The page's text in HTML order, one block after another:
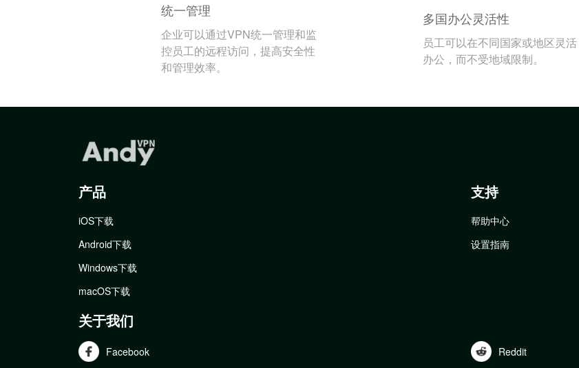
统一管理
企业可以通过VPN统一管理和监
控员工的远程访问，提高安全性
和管理效率。
多国办公灵活性
员工可以在不同国家或地区灵活
办公，而不受地域限制。
产品
iOS下载
Android下载
Windows下载
macOS下载
支持
帮助中心
设置指南
关于我们
Facebook Reddit